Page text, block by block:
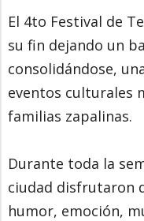
El 4to Festival de
su fin dejando un
consolidándose,
eventos culturales
familias zapalinas.
Durante toda la
ciudad disfrutaron
humor, emoción,